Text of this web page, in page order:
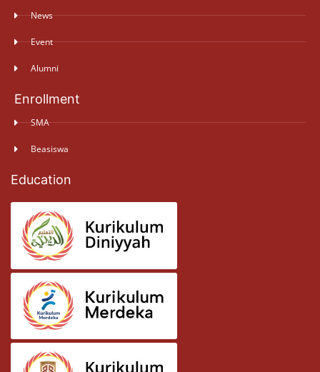
News
Event
Alumni
Enrollment
SMA
Beasiswa
Education